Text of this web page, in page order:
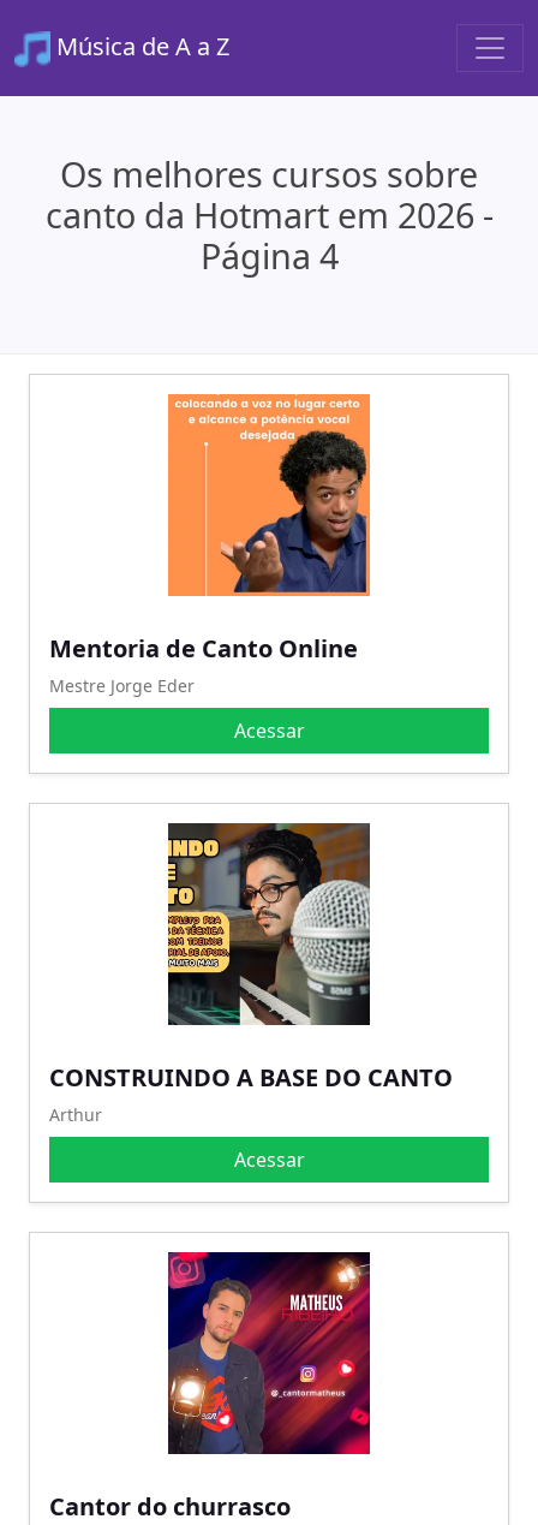
Música de A a Z
Os melhores cursos sobre
canto da Hotmart em 2026 -
Página 4
Mentoria de Canto Online
Mestre Jorge Eder
Acessar
CONSTRUINDO A BASE DO CANTO
Arthur
Acessar
Cantor do churrasco